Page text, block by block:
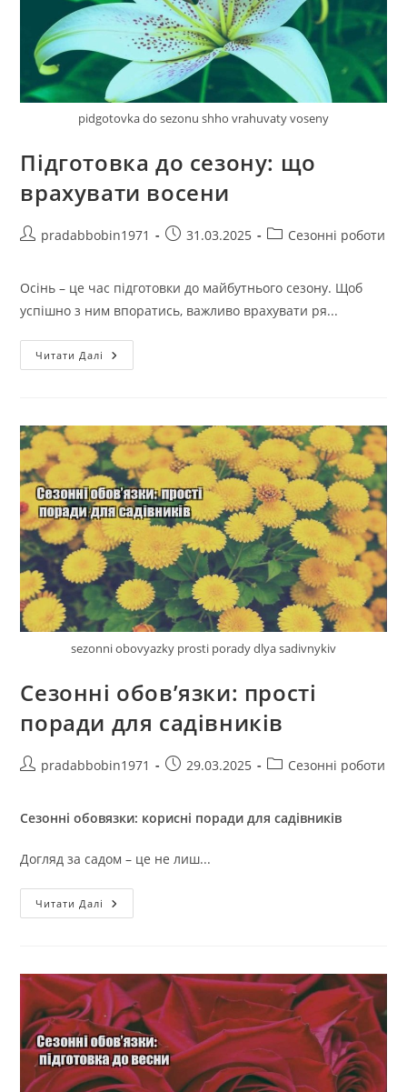
pidgotovka do sezonu shho vrahuvaty voseny
Підготовка до сезону: що
врахувати восени
Авторpradabbobin1971
Запис31.03.2025
Категорія
Сезонні роботи
Осінь – це час підготовки до майбутнього сезону. Щоб
успішно з ним впоратись, важливо врахувати ря...
Читати Далі Підготовка
До
sezonni obovyazky prosti porady dlya sadivnykiv
Сезонні обов’язки: прості
поради для садівників
Авторpradabbobin1971
Запис29.03.2025
Категорія
Сезонні роботи
Сезонні обовязки: корисні поради для садівників
Догляд за садом – це не лиш...
Читати Далі Сезонні
Обов’язки: